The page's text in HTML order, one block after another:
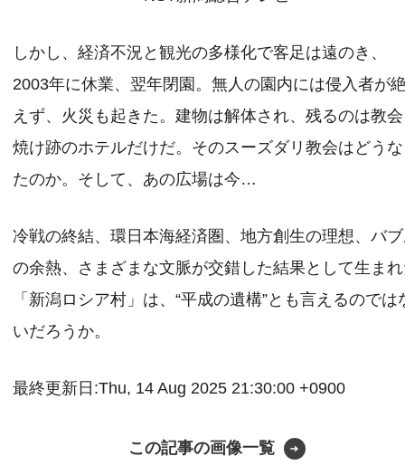
しかし、経済不況と観光の多様化で客足は遠のき、
2003年に休業、翌年閉園。無人の園内には侵入者が
えず、火災も起きた。建物は解体され、残るのは教
焼け跡のホテルだけだ。そのスーズダリ教会はどう
たのか。そして、あの広場は今…
冷戦の終結、環日本海経済圏、地方創生の理想、バ
の余熱、さまざまな文脈が交錯した結果として生ま
「新潟ロシア村」は、“平成の遺構”とも言えるのでは
いだろうか。
最終更新日:Thu, 14 Aug 2025 21:30:00 +0900
この記事の画像一覧